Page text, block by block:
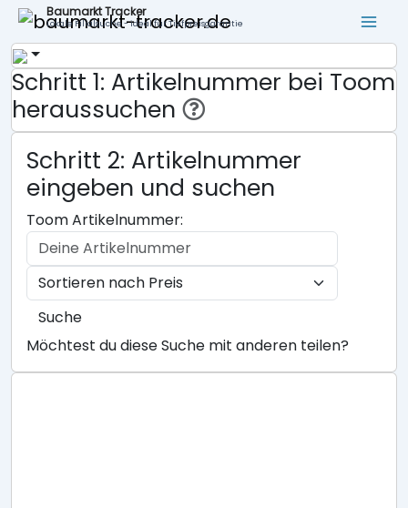
Baumarkt Tracker
Lokale Filialsuche - ideal für Tiefpreisgarantie
Schritt 1: Artikelnummer bei Toom
heraussuchen
Schritt 2: Artikelnummer
eingeben und suchen
Toom Artikelnummer:
Suche
Möchtest du diese Suche mit anderen teilen?